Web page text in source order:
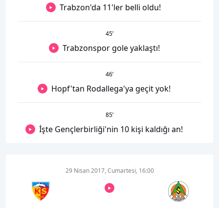
Trabzon'da 11'ler belli oldu!
45’
Trabzonspor gole yaklaştı!
46’
Hopf'tan Rodallega'ya geçit yok!
85’
İşte Gençlerbirliği'nin 10 kişi kaldığı an!
29 Nisan 2017, Cumartesi, 16:00